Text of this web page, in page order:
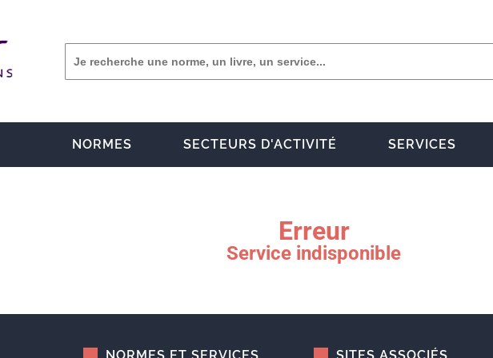
NORMES SECTEURS D'ACTIVITÉ SERVICES
Erreur
Service indisponible